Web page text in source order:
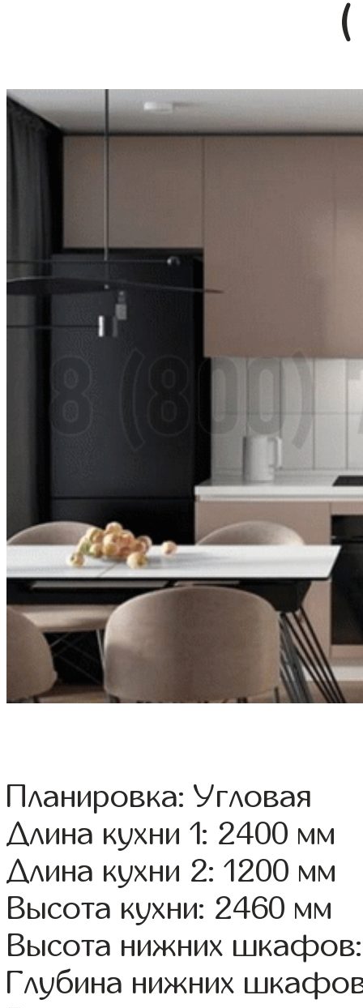
(
Планировка: Угловая
Длина кухни 1: 2400 мм
Длина кухни 2: 1200 мм
Высота кухни: 2460 мм
Высота нижних
Глубина нижних